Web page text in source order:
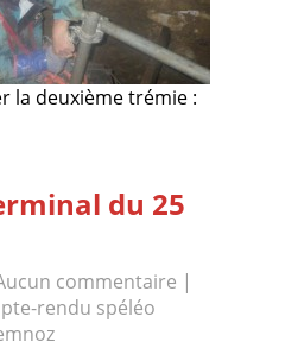
la deuxième trémie :
du 25
commentaire |
rendu spéléo